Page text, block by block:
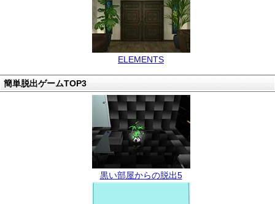
ELEMENTS
簡単脱出ゲームTOP3
黒い部屋からの脱出5